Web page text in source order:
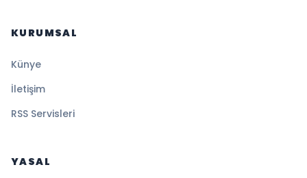
KURUMSAL
Künye
İletişim
RSS Servisleri
YASAL